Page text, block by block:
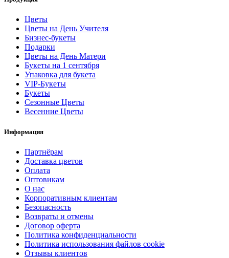
Цветы
Цветы на День Учителя
Бизнес-букеты
Подарки
Цветы на День Матери
Букеты на 1 сентября
Упаковка для букета
VIP-Букеты
Букеты
Сезонные Цветы
Весенние Цветы
Информация
Партнёрам
Доставка цветов
Оплата
Оптовикам
О нас
Корпоративным клиентам
Безопасность
Возвраты и отмены
Договор оферта
Политика конфиденциальности
Политика использования файлов cookie
Отзывы клиентов